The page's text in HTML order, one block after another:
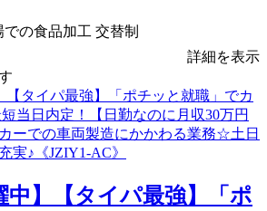
の食品加工 交替制
詳細を表示
中】【タイパ最強】「ポ